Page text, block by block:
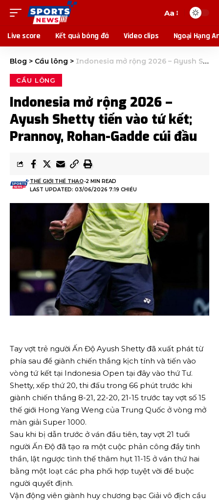
Aa
Live score Kết quả bóng đá Video clips Ngoại Hạng
Blog > Cầu lông > Indonesia mở rộng 2026 – Ayush Shetty tiến vào tứ kết; Prannoy, Rohan-Gadde cúi đầu
CẦU LÔNG
Indonesia mở rộng 2026 –
Ayush Shetty tiến vào tứ kết;
Prannoy, Rohan-Gadde cúi đầu
LAST UPDATED: 03/06/2026 7:19 CHIỀU
THẾ GIỚI THỂ THAO 2 MIN READ
Tay vợt trẻ người Ấn Độ Ayush Shetty đã xuất phát từ
phía sau để giành chiến thắng kịch tính và tiến vào
vòng tứ kết tại Indonesia Open tại đây vào thứ Tư.
Shetty, xếp thứ 20, thi đấu trong 66 phút trước khi
giành chiến thắng 8-21, 22-20, 21-15 trước tay vợt số 15
thế giới Hong Yang Weng của Trung Quốc ở vòng mở
màn giải Super 1000.
Sau khi bị dẫn trước ở ván đầu tiên, tay vợt 21 tuổi
người Ấn Độ đã tạo ra một cuộc phản công đầy tinh
thần, lật ngược tình thế thâm hụt 11-15 ở ván thứ hai
bằng một loạt các pha phối hợp tuyệt vời để buộc
người quyết định.
Vận động viên giành huy chương bạc Giải vô địch cầu